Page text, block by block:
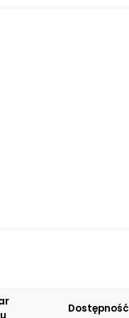
działanie
Dostępność